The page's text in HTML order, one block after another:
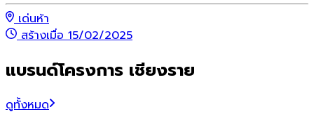
เด่นห้า
สร้างเมื่อ 15/02/2025
แบรนด์โครงการ เชียงราย
ดูทั้งหมด